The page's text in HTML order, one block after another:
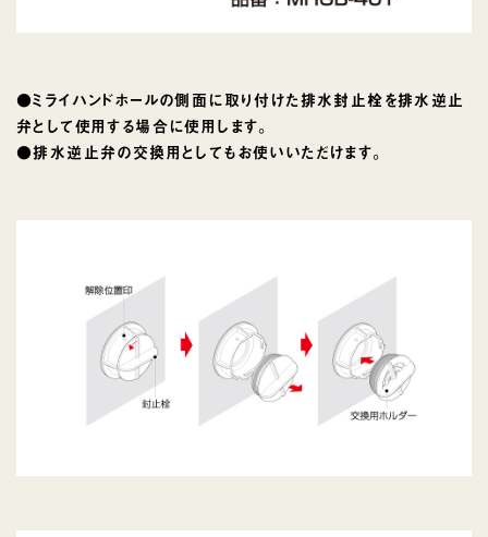
●ミライハンドホールの側面に取り付けた排水封止栓を排水逆止
弁として使用する場合に使用します。
●排水逆止弁の交換用としてもお使いいただけます。